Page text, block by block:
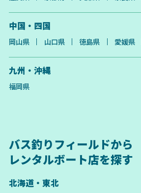
中国・四国
岡山県 山口県 徳島県 愛媛県
九州・沖縄
福岡県
バス釣りフィールドから
レンタルボート店を探す
北海道・東北